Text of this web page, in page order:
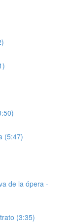
(5:47)
de la ópera -
(3:35)